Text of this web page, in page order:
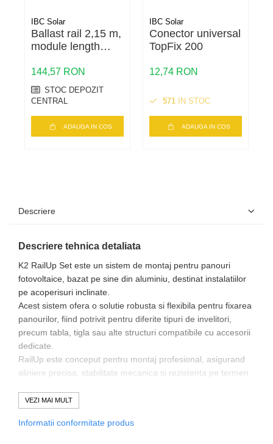
IBC Solar
Ballast rail 2,15 m,
module length
144,57 RON
STOC DEPOZIT
CENTRAL
ADAUGA IN COS
IBC Solar
Conector universal
TopFix 200
12,74 RON
571 IN STOC
ADAUGA IN COS
Descriere
Descriere tehnica detaliata
K2 RailUp Set este un sistem de montaj pentru panouri
fotovoltaice, bazat pe sine din aluminiu, destinat instalatiilor
pe acoperisuri inclinate.
Acest sistem ofera o solutie robusta si flexibila pentru fixarea
panourilor, fiind potrivit pentru diferite tipuri de invelitori,
precum tabla, tigla sau alte structuri compatibile cu accesorii
dedicate.
RailUp este conceput pentru montaj profesional, asigurand
aliniere precisa, stabilitate mecanica si rezistenta pe termen
Specificatii tehnice principale
VEZI MAI MULT
Informatii conformitate produs